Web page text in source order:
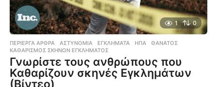
1 0
ΠΕΡΊΕΡΓΑ ΆΡΘΡΑ ΑΣΤΥΝΟΜΊΑ ,ΕΓΚΛΉΜΑΤΑ ,ΗΠΑ ,ΘΆΝΑΤΟΣ
ΚΑΘΑΡΙΣΜΌΣ ΣΚΗΝΏΝ ΕΓΚΛΉΜΑΤΟΣ
Γνωρίστε τους ανθρώπους που
Καθαρίζουν σκηνές Εγκλημάτων